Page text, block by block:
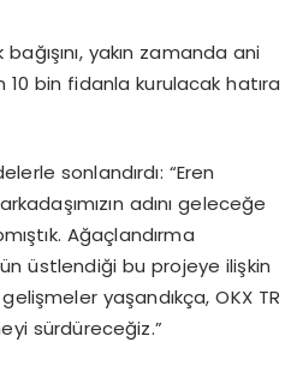
yakın zamanda ani
bin fidanla kurulacak hatıra
sonlandırdı: “Eren
adını geleceğe
Ağaçlandırma
üstlendiği bu projeye ilişkin
yaşandıkça, OKX TR
sürdüreceğiz.”